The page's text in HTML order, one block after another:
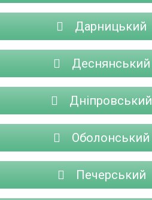
Дарницький
Деснянський
Дніпровський
Оболонський
Печерський